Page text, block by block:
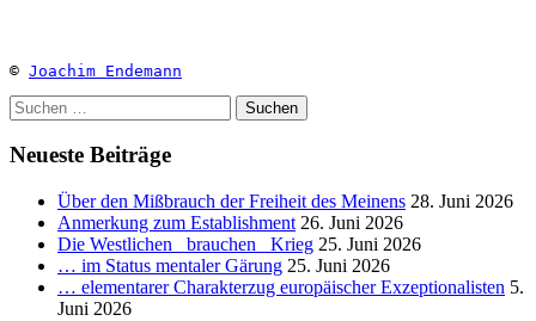
© Joachim Endemann
Suchen
nach:
Neueste Beiträge
Über den Mißbrauch der Freiheit des Meinens 28. Juni 2026
Anmerkung zum Establishment 26. Juni 2026
Die Westlichen _brauchen_ Krieg 25. Juni 2026
… im Status mentaler Gärung 25. Juni 2026
… elementarer Charakterzug europäischer Exzeptionalisten 5.
Juni 2026